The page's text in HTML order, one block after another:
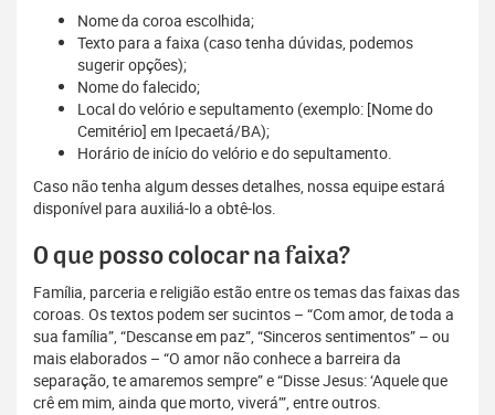
Nome da coroa escolhida;
Texto para a faixa (caso tenha dúvidas, podemos
sugerir opções);
Nome do falecido;
Local do velório e sepultamento (exemplo: [Nome do
Cemitério] em Ipecaetá/BA);
Horário de início do velório e do sepultamento.
Caso não tenha algum desses detalhes, nossa equipe estará
disponível para auxiliá-lo a obtê-los.
O que posso colocar na faixa?
Família, parceria e religião estão entre os temas das faixas das
coroas. Os textos podem ser sucintos – “Com amor, de toda a
sua família”, “Descanse em paz”, “Sinceros sentimentos” – ou
mais elaborados – “O amor não conhece a barreira da
separação, te amaremos sempre” e “Disse Jesus: ‘Aquele que
crê em mim, ainda que morto, viverá’”, entre outros.